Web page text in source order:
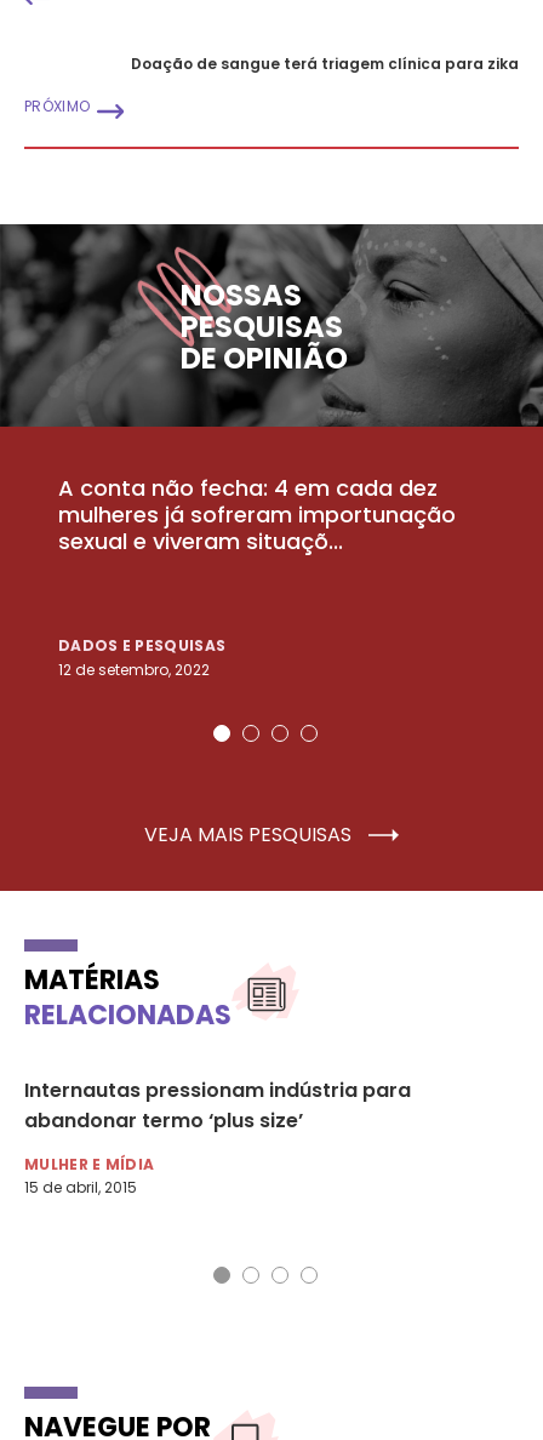
Doação de sangue terá triagem clínica para zika
PRÓXIMO
NOSSAS
PESQUISAS
DE OPINIÃO
A conta não fecha: 4 em cada dez
mulheres já sofreram importunação
sexual e viveram situaçõ...
DADOS E PESQUISAS
12 de setembro, 2022
VEJA MAIS PESQUISAS
MATÉRIAS
RELACIONADAS
Internautas pressionam indústria para
abandonar termo ‘plus size’
MULHER E MÍDIA
15 de abril, 2015
NAVEGUE POR